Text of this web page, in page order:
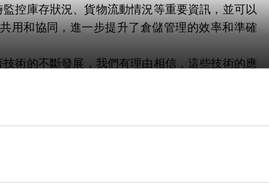
控庫存狀況、貨物流動情況等重要資訊，並可以
用和協同，進一步提升了倉儲管理的效率和準確
術的不斷發展，我們有理由相信，這些技術的應
可自動識別商品資訊，計算總價格，極大地提高
庫存周轉率。
碼掃描器對貨物進行標記和記錄，從而實現貨物
保貨物的安全運送和準時到達。